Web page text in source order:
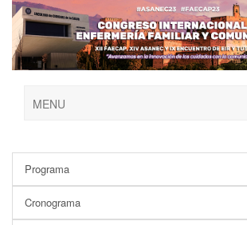
MENU
Programa
Cronograma